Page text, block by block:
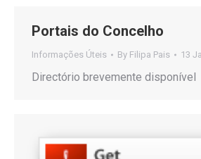
Portais do Concelho
Informações Úteis By Filipa Pais 13
Directório brevemente disponível